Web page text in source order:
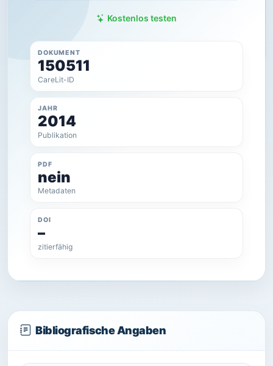
Kostenlos testen
DOKUMENT
150511
CareLit-ID
JAHR
2014
Publikation
PDF
nein
Metadaten
DOI
–
zitierfähig
Bibliografische Angaben